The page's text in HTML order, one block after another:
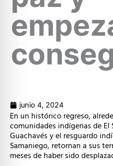
junio 4, 2024
En un histórico regreso,
comunidades indígenas de El
Guachavés y el resguardo
Samaniego, retornan a sus
meses de haber sido